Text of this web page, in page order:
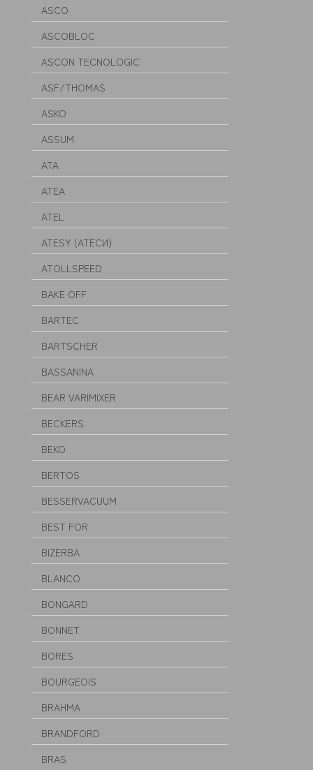
ASCO
ASCOBLOC
ASCON TECNOLOGIC
ASF/THOMAS
ASKO
ASSUM
ATA
ATEA
ATEL
ATESY (АТЕСИ)
ATOLLSPEED
BAKE OFF
BARTEC
BARTSCHER
BASSANINA
BEAR VARIMIXER
BECKERS
BEKO
BERTOS
BESSERVACUUM
BEST FOR
BIZERBA
BLANCO
BONGARD
BONNET
BORES
BOURGEOIS
BRAHMA
BRANDFORD
BRAS